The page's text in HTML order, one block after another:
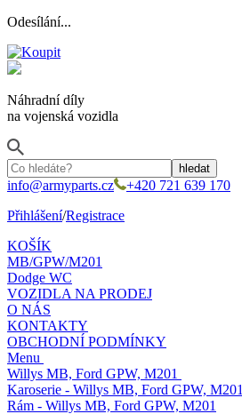
Odesílání...
Náhradní díly
na vojenská vozidla
info@armyparts.cz
+420 721 639 170
Přihlášení/Registrace
KOŠÍK
MB/GPW/M201
Dodge WC
VOZIDLA NA PRODEJ
O NÁS
KONTAKTY
OBCHODNÍ PODMÍNKY
Menu
Willys MB, Ford GPW, M201
Karoserie - Willys MB, Ford GPW, M201
Rám - Willys MB, Ford GPW, M201